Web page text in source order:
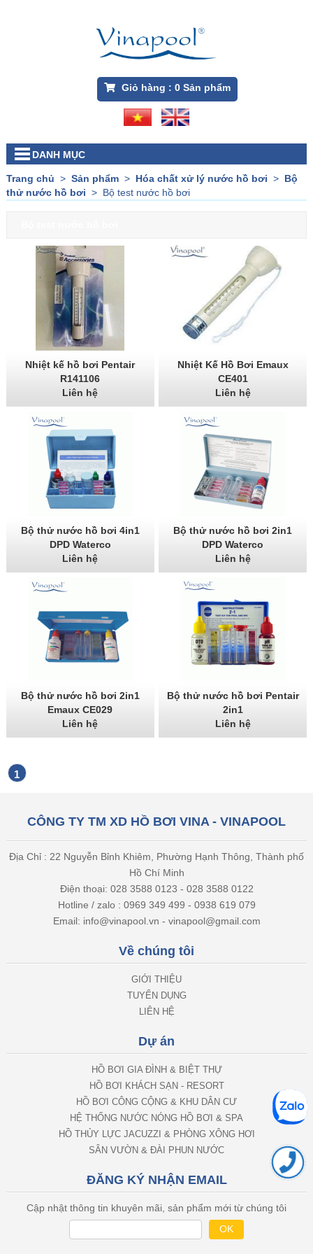
Giỏ hàng : 0Sản phẩm
DANH MỤC
Trang chủ > Sản phẩm> Hóa chất xử lý nước hồ bơi > Bộ
thử nước hồ bơi > Bộ test nước hồ bơi
Nhiệt kế hồ bơi Pentair
R141106
Liên hệ
Nhiệt Kế Hồ Bơi Emaux
CE401
Liên hệ
Bộ thử nước hồ bơi 4in1
DPD Waterco
Liên hệ
Bộ thử nước hồ bơi 2in1
DPD Waterco
Liên hệ
Bộ thử nước hồ bơi 2in1
Emaux CE029
Liên hệ
Bộ thử nước hồ bơi Pentair
2in1
Liên hệ
1
CÔNG TY TM XD HỒ BƠI VINA - VINAPOOL
Địa Chỉ : 22 Nguyễn Bỉnh Khiêm, Phường Hạnh Thông, Thành phố
Hồ Chí Minh
Điện thoại: 028 3588 0123 - 028 3588 0122
Hotline / zalo : 0969 349 499 - 0938 619 079
Email: info@vinapool.vn - vinapool@gmail.com
Về chúng tôi
GIỚI THIỆU
TUYỂN DỤNG
LIÊN HỆ
Dự án
HỒ BƠI GIA ĐÌNH & BIỆT THỰ
HỒ BƠI KHÁCH SẠN - RESORT
HỒ BƠI CÔNG CỘNG & KHU DÂN CƯ
HỆ THỐNG NƯỚC NÓNG HỒ BƠI & SPA
HỒ THỦY LỰC JACUZZI & PHÒNG XÔNG HƠI
SÂN VƯỜN & ĐÀI PHUN NƯỚC
ĐĂNG KÝ NHẬN EMAIL
Cập nhật thông tin khuyên mãi, sản phẩm mới từ chúng tôi